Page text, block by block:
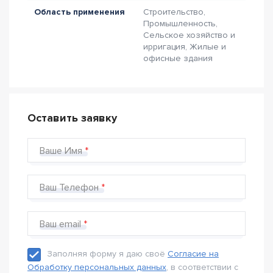
Область применения
Строительство,
Промышленность,
Сельское хозяйство и
ирригация, Жилые и
офисные здания
Оставить заявку
Ваше Имя
Ваш Телефон
Ваш email
Заполняя форму я даю своё Согласие на
Обработку персональных данных, в соответствии с